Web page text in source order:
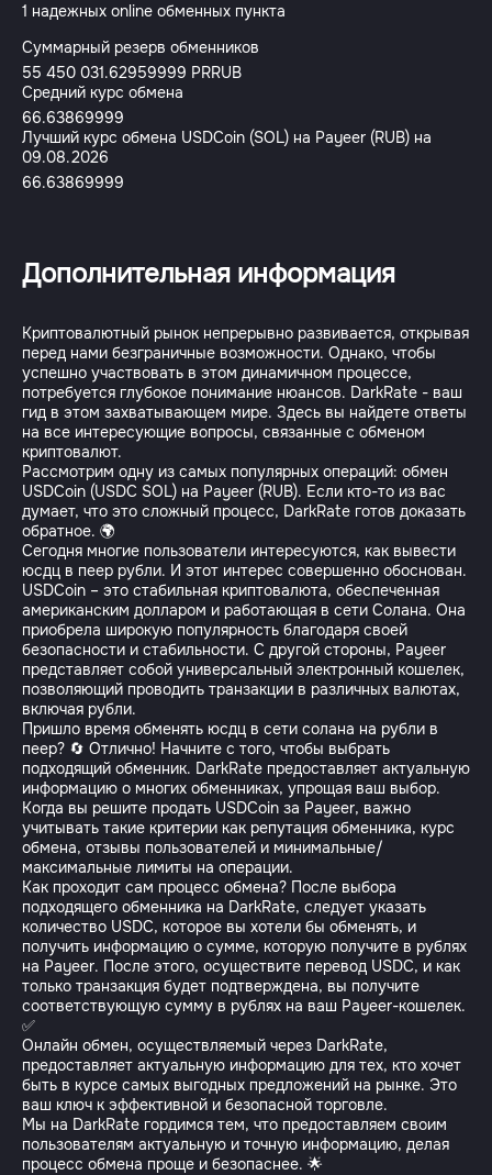
1 надежных online обменных пункта
Суммарный резерв обменников
55 450 031.62959999 PRRUB
Средний курс обмена
66.63869999
Лучший курс обмена USDCoin (SOL) на Payeer (RUB) на
09.08.2026
66.63869999
Дополнительная информация
Криптовалютный рынок непрерывно развивается, открывая
перед нами безграничные возможности. Однако, чтобы
успешно участвовать в этом динамичном процессе,
потребуется глубокое понимание нюансов. DarkRate - ваш
гид в этом захватывающем мире. Здесь вы найдете ответы
на все интересующие вопросы, связанные с обменом
криптовалют.
Рассмотрим одну из самых популярных операций: обмен
USDCoin (USDC SOL) на Payeer (RUB). Если кто-то из вас
думает, что это сложный процесс, DarkRate готов доказать
обратное. 🌍
Сегодня многие пользователи интересуются, как вывести
юсдц в пеер рубли. И этот интерес совершенно обоснован.
USDCoin – это стабильная криптовалюта, обеспеченная
американским долларом и работающая в сети Солана. Она
приобрела широкую популярность благодаря своей
безопасности и стабильности. С другой стороны, Payeer
представляет собой универсальный электронный кошелек,
позволяющий проводить транзакции в различных валютах,
включая рубли.
Пришло время обменять юсдц в сети солана на рубли в
пеер? 🔄 Отлично! Начните с того, чтобы выбрать
подходящий обменник. DarkRate предоставляет актуальную
информацию о многих обменниках, упрощая ваш выбор.
Когда вы решите продать USDCoin за Payeer, важно
учитывать такие критерии как репутация обменника, курс
обмена, отзывы пользователей и минимальные/
максимальные лимиты на операции.
Как проходит сам процесс обмена? После выбора
подходящего обменника на DarkRate, следует указать
количество USDC, которое вы хотели бы обменять, и
получить информацию о сумме, которую получите в рублях
на Payeer. После этого, осуществите перевод USDC, и как
только транзакция будет подтверждена, вы получите
соответствующую сумму в рублях на ваш Payeer-кошелек.
✅
Онлайн обмен, осуществляемый через DarkRate,
предоставляет актуальную информацию для тех, кто хочет
быть в курсе самых выгодных предложений на рынке. Это
ваш ключ к эффективной и безопасной торговле.
Мы на DarkRate гордимся тем, что предоставляем своим
пользователям актуальную и точную информацию, делая
процесс обмена проще и безопаснее. 🌟